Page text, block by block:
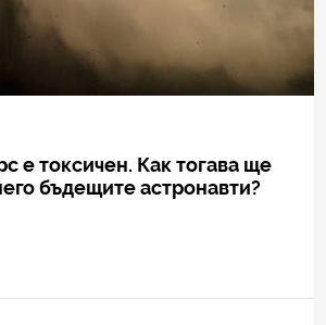
е токсичен. Как тогава ще
бъдещите астронавти?